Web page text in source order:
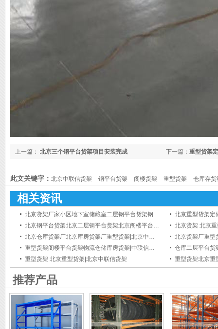
下一篇： 重型货架
上一篇： 北京三个钢平台货架项目安装完成
此文关键字： 北京中联信货架 钢平台货架 阁楼货架 重型货架 仓库存货
相关资讯
北京货架厂家小区地下室储藏室二层钢平台货架钢结构货架阁楼平台货架|中联信货架
北京钢平台货架北京二层钢平台货架北京阁楼平台货架|中联信货架
北京仓库货架厂北京库房货架厂重型货架|北京中联信货架
北京货架厂重型
重型货架阁楼平台货架物流仓储库房货架|中联信货架
重型货架 北京重型货架|北京中联信货架
推荐产品